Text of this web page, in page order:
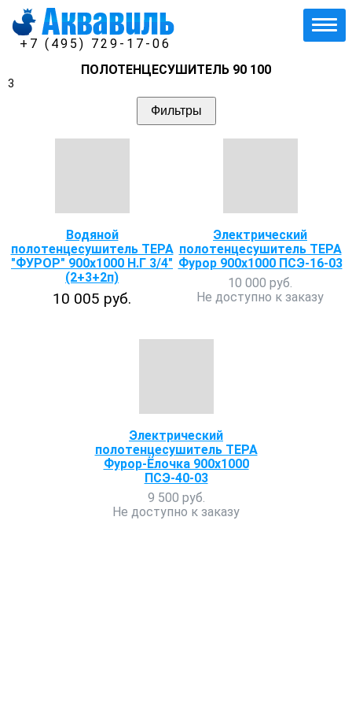
+7 (495) 729-17-06
ПОЛОТЕНЦЕСУШИТЕЛЬ 90 100
3
Фильтры
Водяной
полотенцесушитель ТЕРА
"ФУРОР" 900х1000 Н.Г 3/4"
(2+3+2п)
10 005 руб.
Электрический
полотенцесушитель ТЕРА
Фурор 900х1000 ПСЭ-16-03
10 000 руб.
Не доступно к заказу
Электрический
полотенцесушитель ТЕРА
Фурор-Ёлочка 900x1000
ПСЭ-40-03
9 500 руб.
Не доступно к заказу